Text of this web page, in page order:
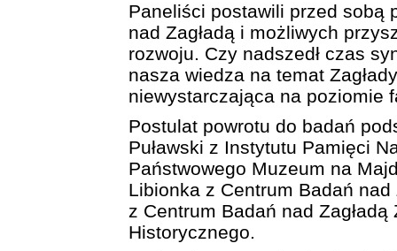
Paneliści postawili przed sobą
nad Zagładą i możliwych
rozwoju. Czy nadszedł czas
nasza wiedza na temat
niewystarczająca na poziomie
Postulat powrotu do badań
Puławski z Instytutu Pamięci
Państwowego Muzeum na
Libionka z Centrum Badań
z Centrum Badań nad
Historycznego.